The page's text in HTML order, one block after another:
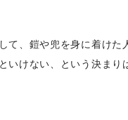
て、鎧や兜を身に着けた
いけない、という決まり